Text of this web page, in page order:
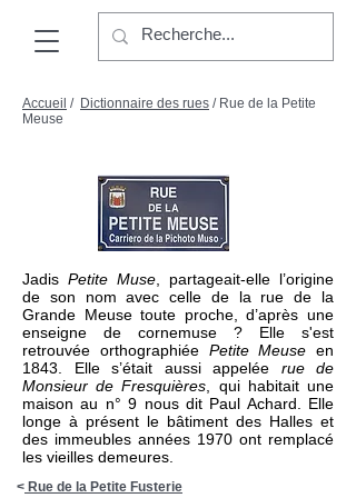
Accueil / Dictionnaire des rues / Rue de la Petite
Meuse
Jadis Petite Muse , partageait-elle l’origine
de son nom avec celle de la rue de la
Grande Meuse toute proche, d’après une
enseigne de cornemuse ? Elle s'est
retrouvée orthographiée Petite Meuse en
1843. Elle s’était aussi appelée rue de
Monsieur de Fresquières , qui habitait une
maison au n° 9 nous dit Paul Achard. Elle
longe à présent le bâtiment des Halles et
des immeubles années 1970 ont remplacé
les vieilles demeures.
< Rue de la Petite Fusterie